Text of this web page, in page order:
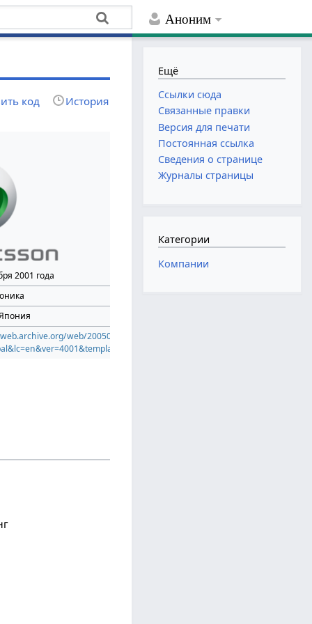
Аноним
код История
2001 года
web/20050206095746/http://www.sonyericsson.com/spg.jsp?
Ещё
Ссылки сюда
Связанные правки
Версия для печати
Постоянная ссылка
Сведения о странице
Журналы страницы
Категории
Компании